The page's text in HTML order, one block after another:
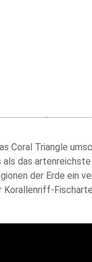
Coral Triangle
das
der Erde ein